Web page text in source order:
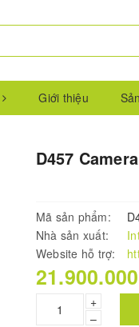
Giới thiệu
D457
Mã sản phẩm:
Nhà sản xuất:
Website hỗ trợ:
+
–